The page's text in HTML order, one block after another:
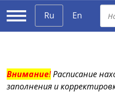
Ru
En
Внимание!Расписание
заполнения и